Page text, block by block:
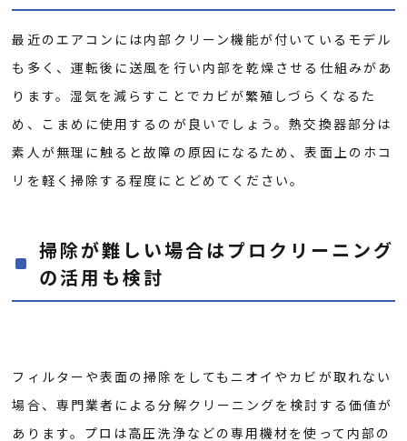
最近のエアコンには内部クリーン機能が付いているモデル
も多く、運転後に送風を行い内部を乾燥させる仕組みがあ
ります。湿気を減らすことでカビが繁殖しづらくなるた
め、こまめに使用するのが良いでしょう。熱交換器部分は
素人が無理に触ると故障の原因になるため、表面上のホコ
リを軽く掃除する程度にとどめてください。
掃除が難しい場合はプロクリーニング
の活用も検討
フィルターや表面の掃除をしてもニオイやカビが取れない
場合、専門業者による分解クリーニングを検討する価値が
あります。プロは高圧洗浄などの専用機材を使って内部の